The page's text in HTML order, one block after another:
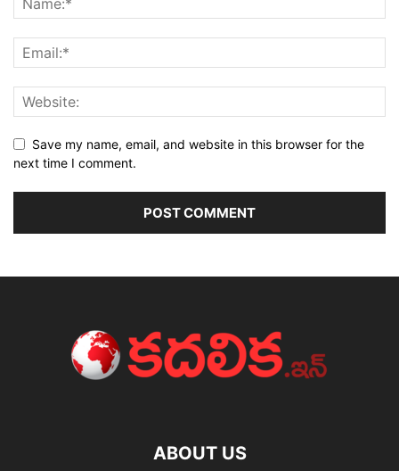
Save my name, email, and website in this browser for the
next time I comment.
ABOUT US